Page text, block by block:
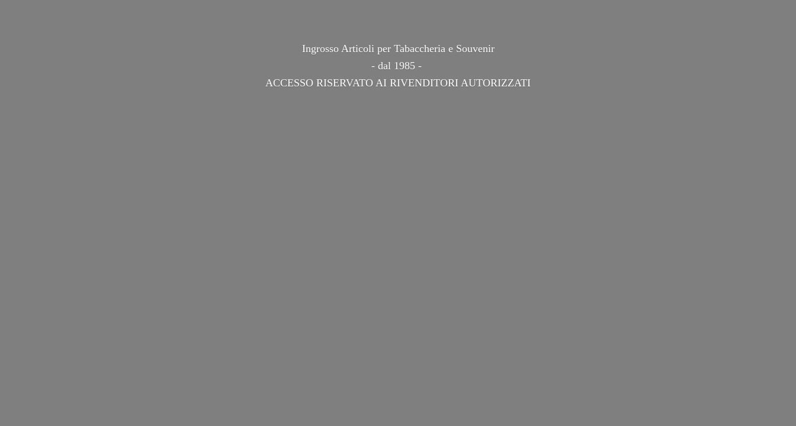
Ingrosso Articoli per Tabaccheria e Souvenir
- dal 1985 -
ACCESSO RISERVATO AI RIVENDITORI AUTORIZZATI